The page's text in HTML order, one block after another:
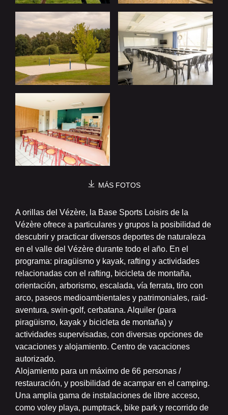
MÁS FOTOS
A orillas del Vézère, la Base Sports Loisirs de la
Vézère ofrece a particulares y grupos la posibilidad de
descubrir y practicar diversos deportes de naturaleza
en el valle del Vézère durante todo el año. En el
programa: piragüismo y kayak, rafting y actividades
relacionadas con el rafting, bicicleta de montaña,
orientación, arborismo, escalada, vía ferrata, tiro con
arco, paseos medioambientales y patrimoniales, raid-
aventura, swin-golf, cerbatana. Alquiler (para
piragüismo, kayak y bicicleta de montaña) y
actividades supervisadas, con diversas opciones de
vacaciones y alojamiento. Centro de vacaciones
autorizado.
Alojamiento para un máximo de 66 personas /
restauración, y posibilidad de acampar en el camping.
Una amplia gama de instalaciones de libre acceso,
como voley playa, pumptrack, bike park y recorrido de